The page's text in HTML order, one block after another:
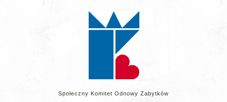
Społeczny Komitet Odnowy Zabytków